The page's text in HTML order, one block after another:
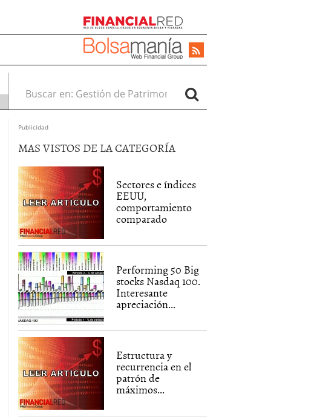
Buscar en:
Publicidad
MAS VISTOS DE LA CATEGORÍA
Sectores e índices
EEUU,
comportamiento
comparado
Performing 50 Big
stocks Nasdaq 100.
Interesante
apreciación...
Estructura y
recurrencia en el
patrón de
máximos...